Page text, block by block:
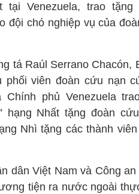
Venezuela, trao tặng
đội chó nghiệp vụ của
tá Raúl Serrano Chacón,
phối viên đoàn cứu nạn
phủ Venezuela
hạng Nhất tặng đoàn
Nhì tặng các thành viên
dân Việt Nam và Công an
tiện ra nước ngoài